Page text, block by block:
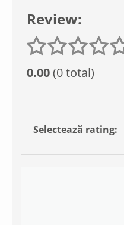
Review:
0.00(0 total)
Selectează rating: